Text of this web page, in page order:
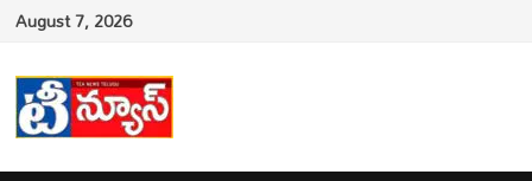
Skip
content
August 7, 2026